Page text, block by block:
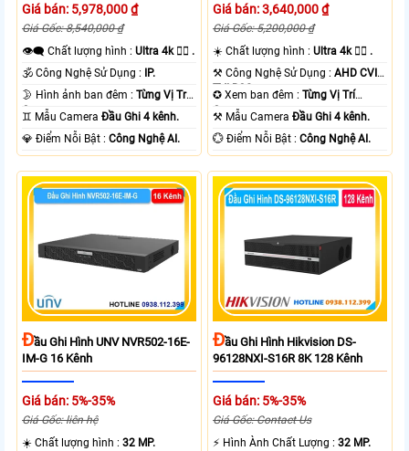
Giá bán: 5,978,000 ₫
Giá Gốc: 8,540,000 ₫
👁️‍🗨 Chất lượng hình :Ultra 4k 👍🏾 .
🕉️ Công Nghệ Sử Dụng :
IP.
🌛 Hình ảnh ban đêm :Từng Vị Trí
Camera .
♊ Mẫu CameraĐầu Ghi 4 kênh.
️💎 Điểm Nỗi Bật :Công Nghệ AI.
Giá bán: 3,640,000 ₫
Giá Gốc: 5,200,000 ₫
☀️ Chất lượng hình :Ultra 4k 👍🏾 .
⚒ Công Nghệ Sử Dụng :AHD CVI
TVI BCS.
✪ Xem ban đêm :Từng Vị Trí
Camera .
⚒ Mẫu CameraĐầu Ghi 4 kênh.
️💮 Điểm Nỗi Bật :Công Nghệ AI.
ĐẦu Ghi Hình UNV NVR502-16E-
IM-G 16 Kênh
Giá bán: 5%-35%
Giá Gốc: liên hệ
☀️ Chất lượng hình :32 MP.
ĐẦu Ghi Hình Hikvision DS-
96128NXI-S16R 8K 128 Kênh
Giá bán: 5%-35%
Giá Gốc: Contact Us
️⚡ Hình Ành Chất Lượng :32 MP.